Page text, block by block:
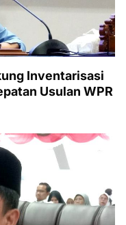
Inventarisasi
Usulan WPR